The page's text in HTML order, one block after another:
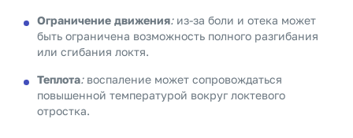
Ограничение движения:из-за боли и отека может
быть ограничена возможность полного разгибания
или сгибания локтя.
Теплота:воспаление может сопровождаться
повышенной температурой вокруг локтевого
отростка.